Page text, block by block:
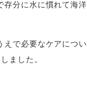
存分に水に慣れて海洋
えで必要なケアについ
ました。